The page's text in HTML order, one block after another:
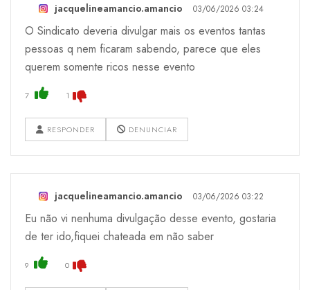
jacquelineamancio.amancio 03/06/2026 03:24
O Sindicato deveria divulgar mais os eventos tantas
pessoas q nem ficaram sabendo, parece que eles
querem somente ricos nesse evento
7 1
RESPONDER DENUNCIAR
jacquelineamancio.amancio 03/06/2026 03:22
Eu não vi nenhuma divulgação desse evento, gostaria
de ter ido,fiquei chateada em não saber
9 0